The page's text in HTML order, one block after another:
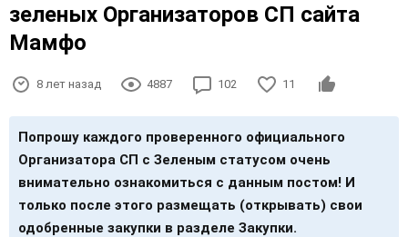
зеленых Организаторов СП сайта
Мамфо
8 лет назад 4887 102 11
Попрошу каждого проверенного официального
Организатора СП с Зеленым статусом очень
внимательно ознакомиться с данным постом! И
только после этого размещать (открывать) свои
одобренные закупки в разделе Закупки.